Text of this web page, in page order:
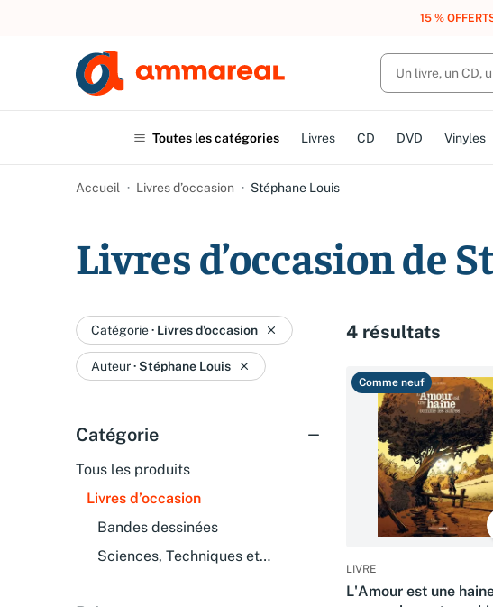
UN ACHAT, DES POINTS,
Toutes les catégories Livres CD DVD Vinyles
Accueil Livres d’occasion Stéphane Louis
Livres d’occasion de
Catégorie· Livres d’occasion
Auteur·Stéphane Louis
Catégorie
Tous les produits
Livres d’occasion
Bandes dessinées
Sciences, Techniques et
4 résultats
Comme neuf
LIVRE
L'Amour est une